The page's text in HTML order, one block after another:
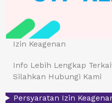
Izin Keagenan
Info Lebih Lengkap
Silahkan Hubungi Kami
Persyaratan Izin